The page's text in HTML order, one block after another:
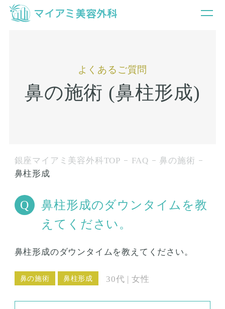
よくあるご質問
鼻の施術 (鼻柱形成)
銀座マイアミ美容外科TOP FAQ
鼻の施術
鼻柱形成
鼻柱形成のダウンタイムを教
えてください。
鼻柱形成のダウンタイムを教えてください。
鼻の施術 鼻柱形成 30代 | 女性